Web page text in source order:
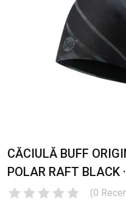
CĂCIULĂ BUFF
POLAR RAFT BLACK
(0